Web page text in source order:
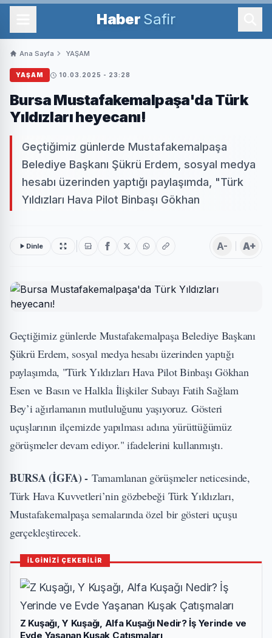
Haber Safir
Ana Sayfa YAŞAM
YAŞAM 10.03.2025 - 23:28
Bursa Mustafakemalpaşa'da Türk
Yıldızları heyecanı!
Geçtiğimiz günlerde Mustafakemalpaşa
Belediye Başkanı Şükrü Erdem, sosyal medya
hesabı üzerinden yaptığı paylaşımda, "Türk
Yıldızları Hava Pilot Binbaşı Gökhan
Dinle A- A+
Geçtiğimiz günlerde Mustafakemalpaşa Belediye Başkanı
Şükrü Erdem, sosyal medya hesabı üzerinden yaptığı
paylaşımda, "Türk Yıldızları Hava Pilot Binbaşı Gökhan
Esen ve Basın ve Halkla İlişkiler Subayı Fatih Sağlam
Bey’i ağırlamanın mutluluğunu yaşıyoruz. Gösteri
uçuşlarının ilçemizde yapılması adına yürüttüğümüz
görüşmeler devam ediyor." ifadelerini kullanmıştı.
BURSA (İGFA) - Tamamlanan görüşmeler neticesinde,
Türk Hava Kuvvetleri’nin gözbebeği Türk Yıldızları,
Mustafakemalpaşa semalarında özel bir gösteri uçuşu
gerçekleştirecek.
İLGİNİZİ ÇEKEBİLİR
Z Kuşağı, Y Kuşağı, Alfa Kuşağı Nedir? İş Yerinde ve
Evde Yaşanan Kuşak Çatışmaları